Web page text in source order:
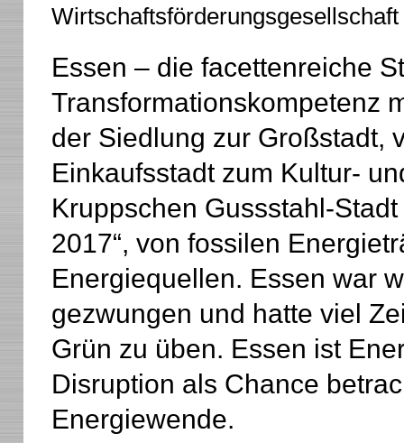
Essen – die facettenreiche
Transformationskompetenz
der Siedlung zur Großstadt,
Einkaufsstadt zum Kultur-
Kruppschen Gussstahl-
2017“, von fossilen
Energiequellen. Essen war
gezwungen und hatte viel
Grün zu üben. Essen ist
Disruption als Chance
Energiewende.